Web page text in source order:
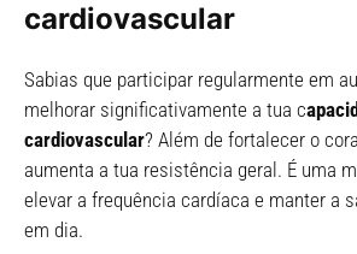
cardiovascular
Sabias que participar regularmente em
melhorar significativamente a tua c
cardiovascular? Além de fortalecer o
aumenta a tua resistência geral. É uma
elevar a frequência cardíaca e manter a
em dia.